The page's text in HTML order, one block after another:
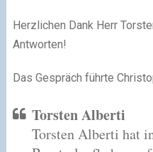
Herzlichen Dank Herr
Antworten!
Das Gespräch führte
Torsten Alberti
Torsten Alberti hat